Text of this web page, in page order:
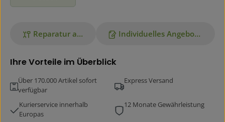
Reparatur anfragen Individuelles Angebot anfordern
Ihre Vorteile im Überblick
Über 170.000 Artikel sofort
verfügbar
Express Versand
Kurierservice innerhalb
Europas
12 Monate Gewährleistung